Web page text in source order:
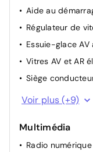
Aide au
Régulateur de
Essuie-glace
Vitres AV et AR
Siège
Kessy Go:
Système de
Préparation
Voir plus (+9)
Multimédia
Radio